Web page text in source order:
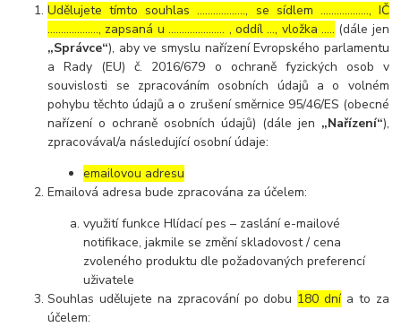
Udělujete tímto souhlas ……………..., se sídlem ………………, IČ
………………., zapsaná u ………………… , oddíl …, vložka ….. (dále jen
„Správce“), aby ve smyslu nařízení Evropského parlamentu
a Rady (EU) č. 2016/679 o ochraně fyzických osob v
souvislosti se zpracováním osobních údajů a o volném
pohybu těchto údajů a o zrušení směrnice 95/46/ES (obecné
nařízení o ochraně osobních údajů) (dále jen „Nařízení“),
zpracovával/a následující osobní údaje:
emailovou adresu
Emailová adresa bude zpracována za účelem:
využití funkce Hlídací pes – zaslání e-mailové
notifikace, jakmile se změní skladovost / cena
zvoleného produktu dle požadovaných preferencí
uživatele
Souhlas udělujete na zpracování po dobu 180 dnía to za
účelem: